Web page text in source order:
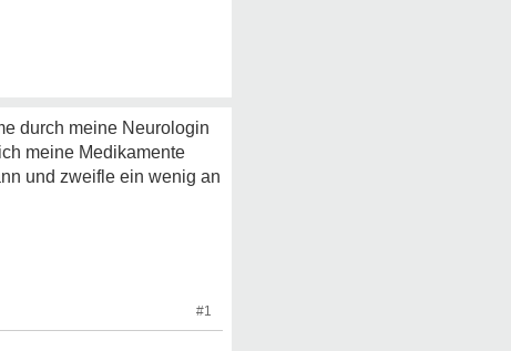
durch meine Neurologin
meine Medikamente
und zweifle ein wenig an
#1